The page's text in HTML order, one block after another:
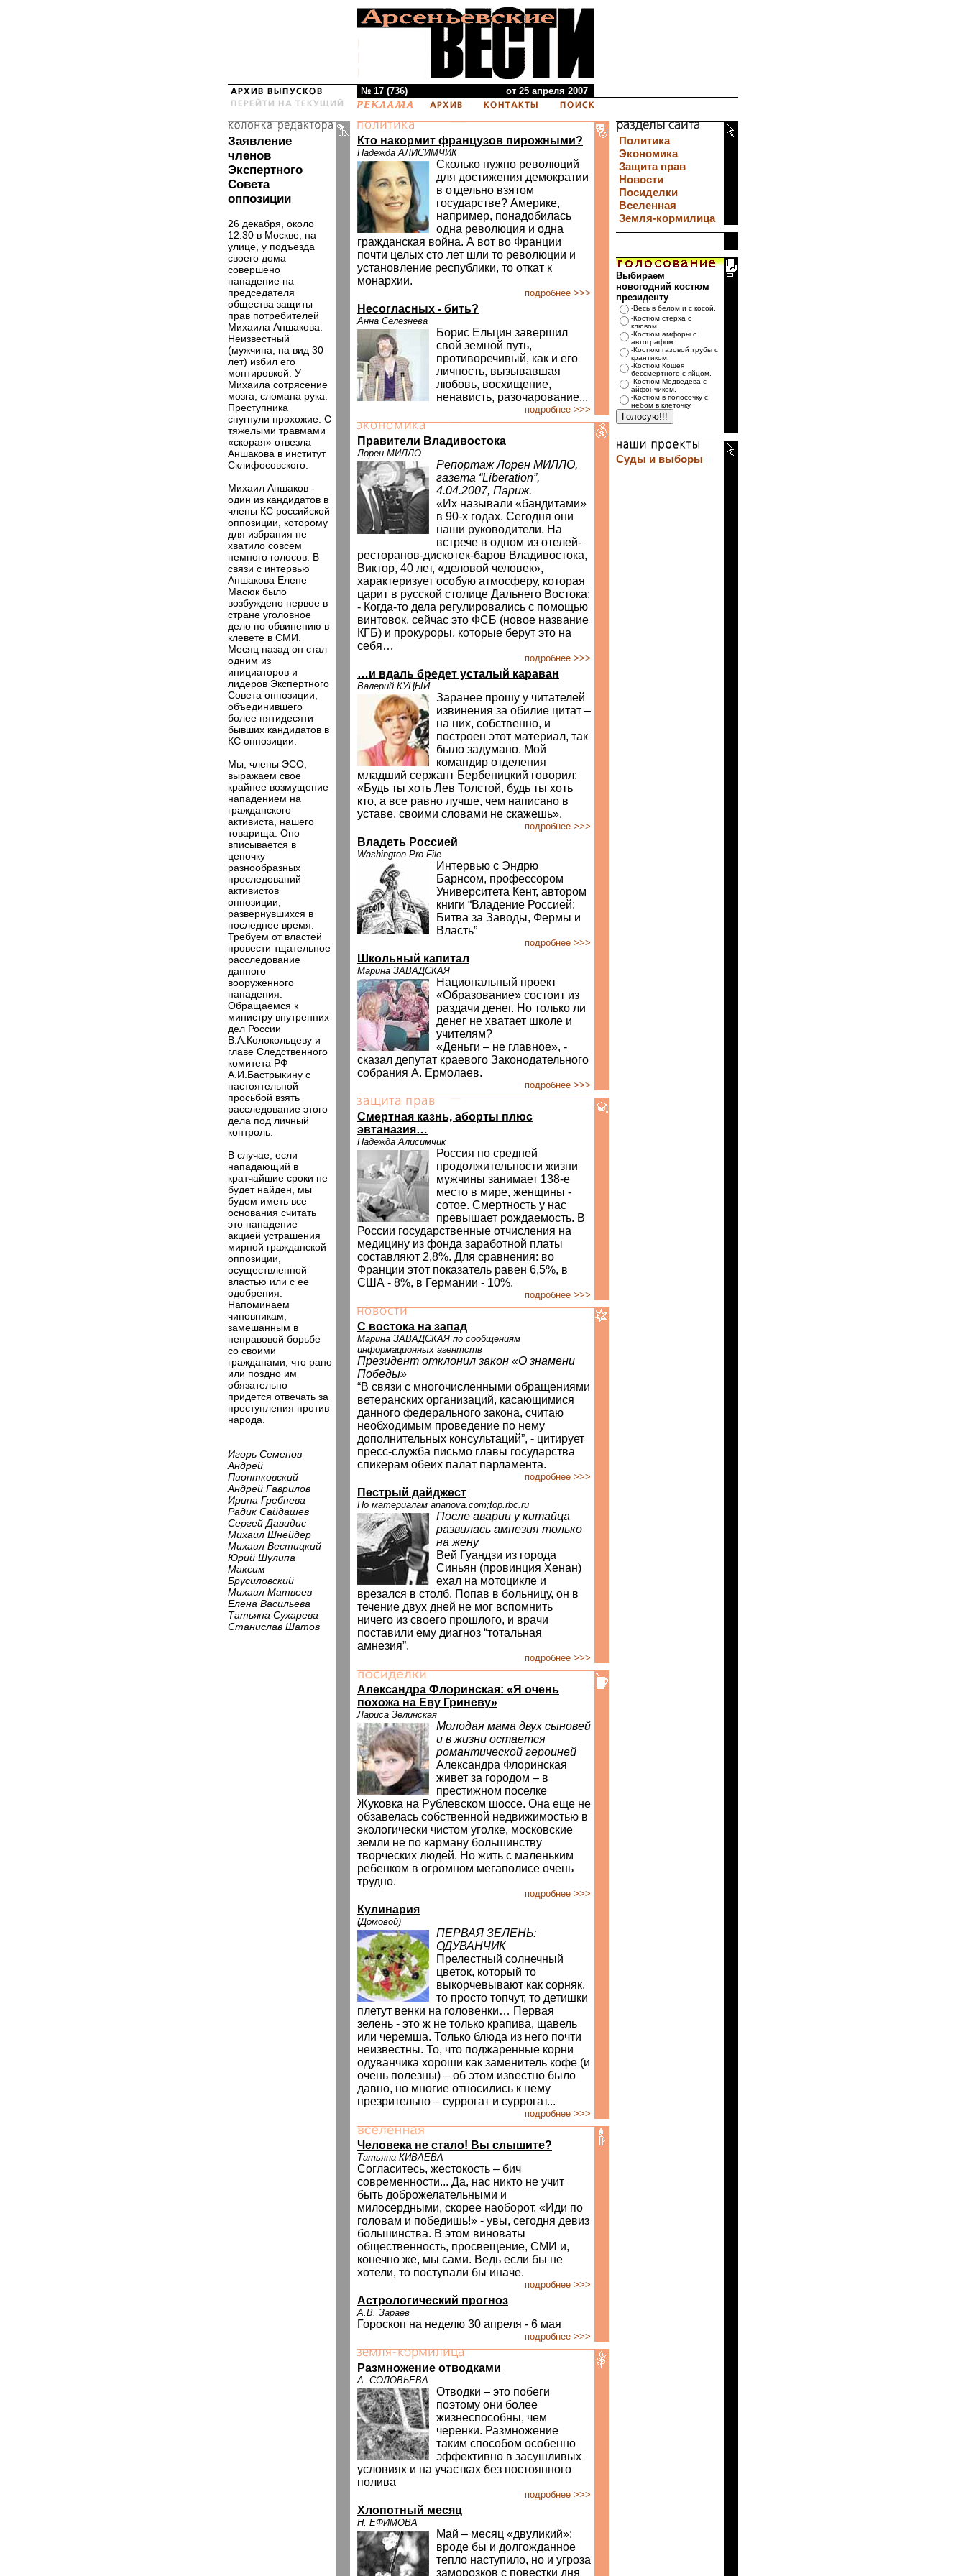
№ 17 (736) от 25 апреля 2007
Заявление
членов
Экспертного
Совета
оппозиции
26 декабря, около
12:30 в Москве, на
улице, у подъезда
своего дома
совершено
нападение на
председателя
общества защиты
прав потребителей
Михаила Аншакова.
Неизвестный
(мужчина, на вид 30
лет) избил его
монтировкой. У
Михаила сотрясение
мозга, сломана рука.
Преступника
спугнули прохожие. С
тяжелыми травмами
«скорая» отвезла
Аншакова в институт
Склифосовского.
Михаил Аншаков -
один из кандидатов в
члены КС российской
оппозиции, которому
для избрания не
хватило совсем
немного голосов. В
связи с интервью
Аншакова Елене
Масюк было
возбуждено первое в
стране уголовное
дело по обвинению в
клевете в СМИ.
Месяц назад он стал
одним из
инициаторов и
лидеров Экспертного
Совета оппозиции,
объединившего
более пятидесяти
бывших кандидатов в
КС оппозиции.
Мы, члены ЭСО,
выражаем свое
крайнее возмущение
нападением на
гражданского
активиста, нашего
товарища. Оно
вписывается в
цепочку
разнообразных
преследований
активистов
оппозиции,
развернувшихся в
последнее время.
Требуем от властей
провести тщательное
расследование
данного
вооруженного
нападения.
Обращаемся к
министру внутренних
дел России
В.А.Колокольцеву и
главе Следственного
комитета РФ
А.И.Бастрыкину с
настоятельной
просьбой взять
расследование этого
дела под личный
контроль.
В случае, если
нападающий в
кратчайшие сроки не
будет найден, мы
будем иметь все
основания считать
это нападение
акцией устрашения
мирной гражданской
оппозиции,
осуществленной
властью или с ее
одобрения.
Напоминаем
чиновникам,
замешанным в
неправовой борьбе
со своими
гражданами, что рано
или поздно им
обязательно
придется отвечать за
преступления против
народа.
Игорь Семенов
Андрей
Пионтковский
Андрей Гаврилов
Ирина Гребнева
Радик Сайдашев
Сергей Давидис
Михаил Шнейдер
Михаил Вестицкий
Юрий Шулипа
Максим
Брусиловский
Михаил Матвеев
Елена Васильева
Татьяна Сухарева
Станислав Шатов
Кто накормит французов пирожными?
Надежда АЛИСИМЧИК
Сколько нужно революций
для достижения демократии
в отдельно взятом
государстве? Америке,
например, понадобилась
одна революция и одна
гражданская война. А вот во Франции
почти целых сто лет шли то революции и
установление республики, то откат к
монархии.
подробнее >>>
Несогласных - бить?
Анна Селезнева
Борис Ельцин завершил
свой земной путь,
противоречивый, как и его
личность, вызывавшая
любовь, восхищение,
ненависть, разочарование...
подробнее >>>
Правители Владивостока
Лорен МИЛЛО
Репортаж Лорен МИЛЛО,
газета “Liberation”,
4.04.2007, Париж.
«Их называли «бандитами»
в 90-х годах. Сегодня они
наши руководители. На
встрече в одном из отелей-
ресторанов-дискотек-баров Владивостока,
Виктор, 40 лет, «деловой человек»,
характеризует особую атмосферу, которая
царит в русской столице Дальнего Востока:
- Когда-то дела регулировались с помощью
винтовок, сейчас это ФСБ (новое название
КГБ) и прокуроры, которые берут это на
себя…
подробнее >>>
…и вдаль бредет усталый караван
Валерий КУЦЫЙ
Заранее прошу у читателей
извинения за обилие цитат –
на них, собственно, и
построен этот материал, так
было задумано. Мой
командир отделения
младший сержант Бербеницкий говорил:
«Будь ты хоть Лев Толстой, будь ты хоть
кто, а все равно лучше, чем написано в
уставе, своими словами не скажешь».
подробнее >>>
Владеть Россией
Washington Pro File
Интервью с Эндрю
Барнсом, профессором
Университета Кент, автором
книги “Владение Россией:
Битва за Заводы, Фермы и
Власть”
подробнее >>>
Школьный капитал
Марина ЗАВАДСКАЯ
Национальный проект
«Образование» состоит из
раздачи денег. Но только ли
денег не хватает школе и
учителям?
«Деньги – не главное», -
сказал депутат краевого Законодательного
собрания А. Ермолаев.
подробнее >>>
Смертная казнь, аборты плюс
эвтаназия…
Надежда Алисимчик
Россия по средней
продолжительности жизни
мужчины занимает 138-е
место в мире, женщины -
сотое. Смертность у нас
превышает рождаемость. В
России государственные отчисления на
медицину из фонда заработной платы
составляют 2,8%. Для сравнения: во
Франции этот показатель равен 6,5%, в
США - 8%, в Германии - 10%.
подробнее >>>
С востока на запад
Марина ЗАВАДСКАЯ по сообщениям
информационных агентств
Президент отклонил закон «О знамени
Победы»
“В связи с многочисленными обращениями
ветеранских организаций, касающимися
данного федерального закона, считаю
необходимым проведение по нему
дополнительных консультаций”, - цитирует
пресс-служба письмо главы государства
спикерам обеих палат парламента.
подробнее >>>
Пестрый дайджест
По материалам ananova.com;top.rbc.ru
После аварии у китайца
развилась амнезия только
на жену
Вей Гуандзи из города
Синьян (провинция Хенан)
ехал на мотоцикле и
врезался в столб. Попав в больницу, он в
течение двух дней не мог вспомнить
ничего из своего прошлого, и врачи
поставили ему диагноз “тотальная
амнезия”.
подробнее >>>
Александра Флоринская: «Я очень
похожа на Еву Гриневу»
Лариса Зелинская
Молодая мама двух сыновей
и в жизни остается
романтической героиней
Александра Флоринская
живет за городом – в
престижном поселке
Жуковка на Рублевском шоссе. Она еще не
обзавелась собственной недвижимостью в
экологически чистом уголке, московские
земли не по карману большинству
творческих людей. Но жить с маленьким
ребенком в огромном мегаполисе очень
трудно.
подробнее >>>
Кулинария
(Домовой)
ПЕРВАЯ ЗЕЛЕНЬ:
ОДУВАНЧИК
Прелестный солнечный
цветок, который то
выкорчевывают как сорняк,
то просто топчут, то детишки
плетут венки на головенки… Первая
зелень - это ж не только крапива, щавель
или черемша. Только блюда из него почти
неизвестны. То, что поджаренные корни
одуванчика хороши как заменитель кофе (и
очень полезны) – об этом известно было
давно, но многие относились к нему
презрительно – суррогат и суррогат...
подробнее >>>
Человека не стало! Вы слышите?
Татьяна КИВАЕВА
Согласитесь, жестокость – бич
современности... Да, нас никто не учит
быть доброжелательными и
милосердными, скорее наоборот. «Иди по
головам и победишь!» - увы, сегодня девиз
большинства. В этом виноваты
общественность, просвещение, СМИ и,
конечно же, мы сами. Ведь если бы не
хотели, то поступали бы иначе.
подробнее >>>
Астрологический прогноз
А.В. Зараев
Гороскоп на неделю 30 апреля - 6 мая
подробнее >>>
Размножение отводками
А. СОЛОВЬЕВА
Отводки – это побеги
поэтому они более
жизнеспособны, чем
черенки. Размножение
таким способом особенно
эффективно в засушливых
условиях и на участках без постоянного
полива
подробнее >>>
Хлопотный месяц
Н. ЕФИМОВА
Май – месяц «двуликий»:
вроде бы и долгожданное
тепло наступило, но и угроза
заморозков с повестки дня
Политика
Экономика
Защита прав
Новости
Посиделки
Вселенная
Земля-кормилица
Выбираем
новогодний костюм
президенту
-Весь в белом и с косой.
-Костюм стерха с
клювом.
-Костюм амфоры с
автографом.
-Костюм газовой трубы с
крантиком.
-Костюм Кощея
бессмертного с яйцом.
-Костюм Медведева с
айфончиком.
-Костюм в полосочку с
небом в клеточку.
Суды и выборы